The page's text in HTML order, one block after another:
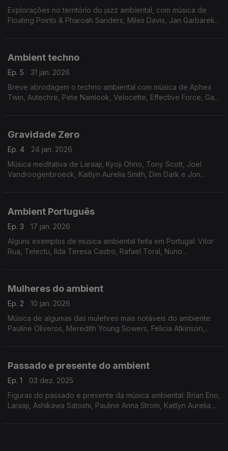
Explorações no território do jazz ambiental, com música de
Floating Points & Pharoah Sanders, Miles Davis, Jan Garbarek,
Ambient techno
Ep. 5
31 jan. 2026
Breve abrodagem o techno ambiental com música de Aphex
Twin, Autechre, Pete Namlook, Velocette, Effective Force, Gas,
Gravidade Zero
Ep. 4
24 jan. 2026
Música meditativa de Laraaji, Kyoji Ohno, Tony Scott, Joel
Vandroogenbroeck, Kaitlyn Aurelia Smith, Dim Dark e Jon
Ambient Português
Ep. 3
17 jan. 2026
Alguns exemplos de música ambiental feita em Portugal: Vitor
Rua, Telectu, Ilda Teresa Castro, Rafael Toral, Nuno
Mulheres do ambient
Ep. 2
10 jan. 2026
Música de algumas das mulehres mais notáveis do ambiente:
Pauline Oliveros, Meredith Young Sowers, Felicia Atkinson,
Passado e presente do ambient
Ep. 1
03 dez. 2025
Figuras do passado e presente da música ambiental: Brian Eno,
Laraaji, Ashikawa Satoshi, Pauline Anna Strom, Kaitlyn Aurelia